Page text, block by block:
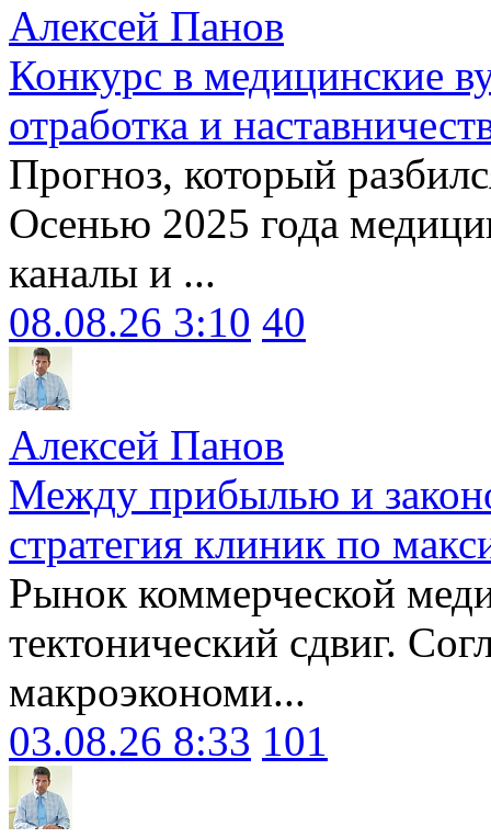
Алексей Панов
Конкурс в медицинские
отработка и
Прогноз, который
Осенью 2025 года
каналы и ...
08.08.26 3:10 40
Алексей Панов
Между прибылью и
стратегия клиник по
Рынок коммерческой
тектонический сдвиг.
макроэкономи...
03.08.26 8:33 101